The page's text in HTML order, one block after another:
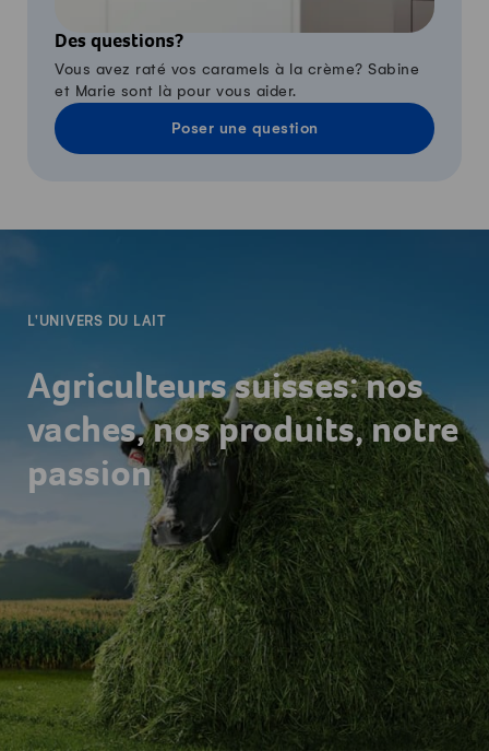
Des questions?
Vous avez raté vos caramels à la crème? Sabine
et Marie sont là pour vous aider.
Poser une question
L'UNIVERS DU LAIT
Agriculteurs suisses: nos
vaches, nos produits, notre
passion